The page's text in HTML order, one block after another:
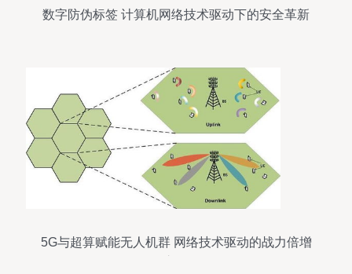
数字防伪标签 计算机网络技术驱动下的安全革新
5G与超算赋能无人机群 网络技术驱动的战力倍增